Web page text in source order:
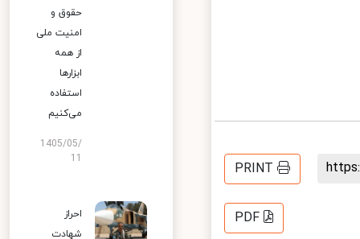
PRINT
PDF
حقوق و
امنیت ملی
از همه
ابزارها
استفاده
می‌کنیم
1405/05/
احراز
شهادت